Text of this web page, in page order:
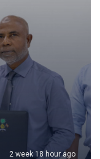
2 week 18 hour ago